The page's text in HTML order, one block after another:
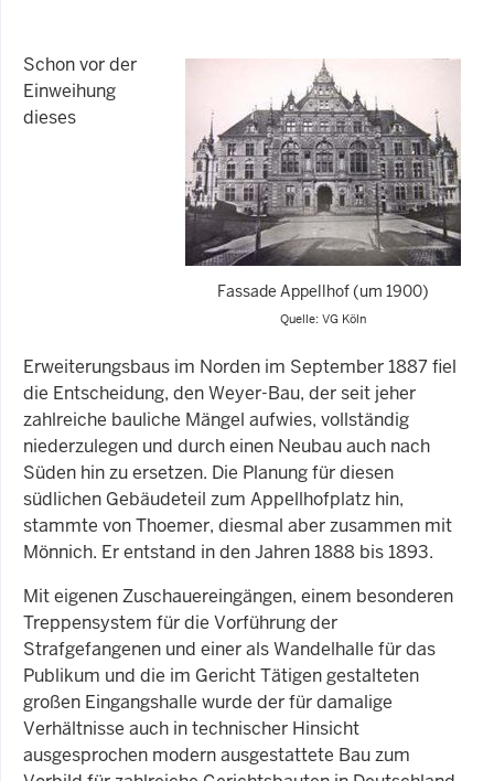
Fassade Appellhof (um 1900)
Quelle: VG Köln
Schon vor der
Einweihung
dieses
Erweiterungsbaus im Norden im September 1887 fiel
die Entscheidung, den Weyer-Bau, der seit jeher
zahlreiche bauliche Mängel aufwies, vollständig
niederzulegen und durch einen Neubau auch nach
Süden hin zu ersetzen. Die Planung für diesen
südlichen Gebäudeteil zum Appellhofplatz hin,
stammte von Thoemer, diesmal aber zusammen mit
Mönnich. Er entstand in den Jahren 1888 bis 1893.
Mit eigenen Zuschauereingängen, einem besonderen
Treppensystem für die Vorführung der
Strafgefangenen und einer als Wandelhalle für das
Publikum und die im Gericht Tätigen gestalteten
großen Eingangshalle wurde der für damalige
Verhältnisse auch in technischer Hinsicht
ausgesprochen modern ausgestattete Bau zum